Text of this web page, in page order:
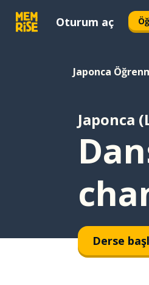
Oturum aç
Japonca
Japonca
Derse